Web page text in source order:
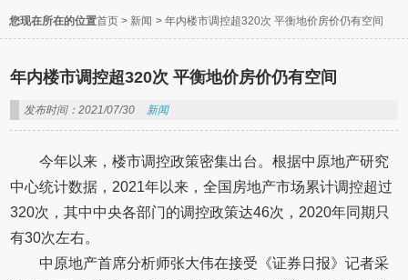
您现在所在的位置首页 > 新闻 > 年内楼市调控超320次 平衡地价房价仍有空间
年内楼市调控超320次 平衡地价房价仍有空间
发布时间：2021/07/30 新闻
今年以来，楼市调控政策密集出台。根据中原地产研究
中心统计数据，2021年以来，全国房地产市场累计调控超过
320次，其中中央各部门的调控政策达46次，2020年同期只
有30次左右。
中原地产首席分析师张大伟在接受《证券日报》记者采